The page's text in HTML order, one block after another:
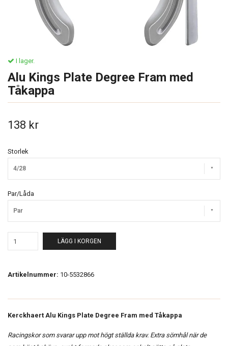
I lager.
Alu Kings Plate Degree Fram med
Tåkappa
138 kr
Storlek
4/28
Par/Låda
Par
LÄGG I KORGEN
Artikelnummer: 10-5532866
Kerckhaert Alu Kings Plate Degree Fram med Tåkappa
Racingskor som svarar upp mot högt ställda krav. Extra sömhål när de